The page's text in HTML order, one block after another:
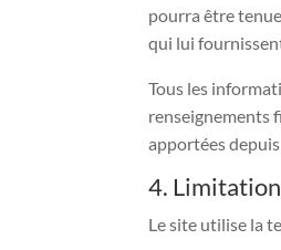
pourra être
qui lui
Tous les
renseignements
apportées
4.
Le site utilise la